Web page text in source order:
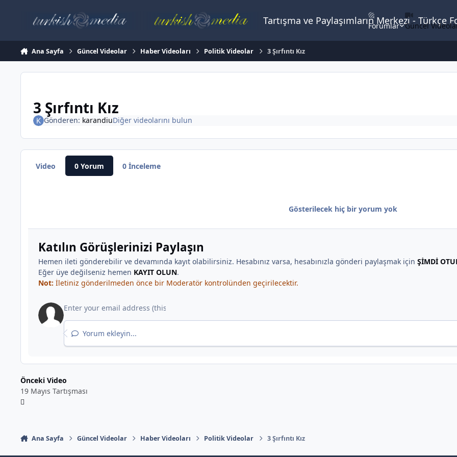
Tartışma ve Paylaşımların Merkezi -
Forumlar Güncel
Ana Sayfa Güncel Videolar Haber Videoları Politik Videolar 3 Şırfıntı Kız
3 Şırfıntı Kız
Gönderen: karandiuDiğer videolarını bulun
Video 0 Yorum 0 İnceleme
Gösterilecek hiç bir yorum yok
Katılın Görüşlerinizi Paylaşın
Hemen ileti gönderebilir ve devamında kayıt olabilirsiniz. Hesabınız varsa, hesabınızla gönderi paylaşmak için ŞİMDİ
Eğer üye değilseniz hemen KAYIT OLUN.
Not: İletiniz gönderilmeden önce bir Moderatör kontrolünden geçirilecektir.
Yorum ekleyin...
Önceki Video
19 Mayıs Tartışması
Ana Sayfa Güncel Videolar Haber Videoları Politik Videolar 3 Şırfıntı Kız